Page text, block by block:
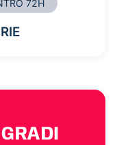
72H